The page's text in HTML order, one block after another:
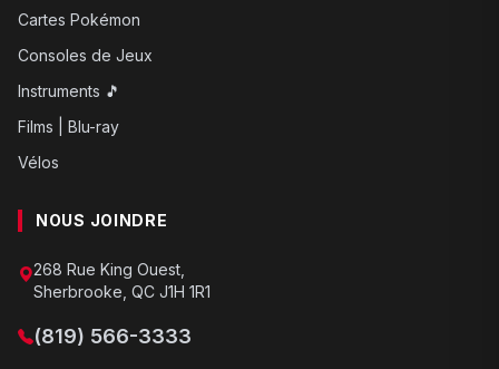
Cartes Pokémon
Consoles de Jeux
Instruments 🎵
Films | Blu-ray
Vélos
NOUS JOINDRE
268 Rue King Ouest,
Sherbrooke, QC J1H 1R1
(819) 566-3333